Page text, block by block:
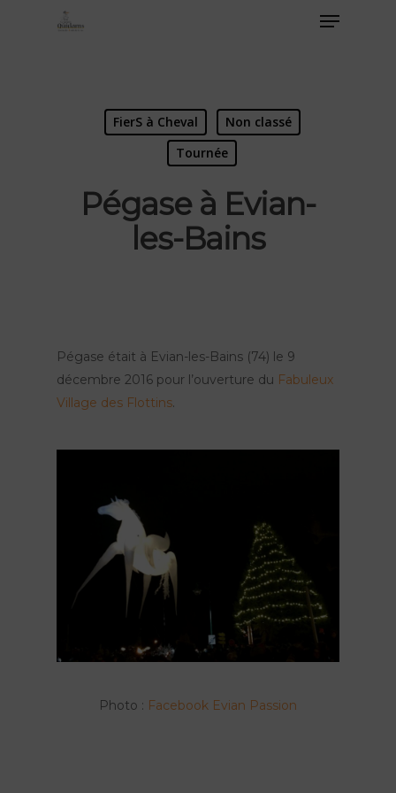
FierS à Cheval
Non classé
Tournée
Pégase à Evian-
les-Bains
Pégase était à Evian-les-Bains (74) le 9
décembre 2016 pour l’ouverture du Fabuleux
Village des Flottins.
Photo : Facebook Evian Passion